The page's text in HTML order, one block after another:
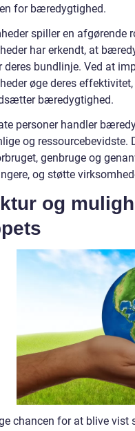
for bæredygtighed.
spiller en
har erkendt, at
deres bundlinje. Ved at
øge deres
bæredygtighed.
personer handler
og ressourcebevidste.
genbruge og
og støtte
og
chancen for at blive vist